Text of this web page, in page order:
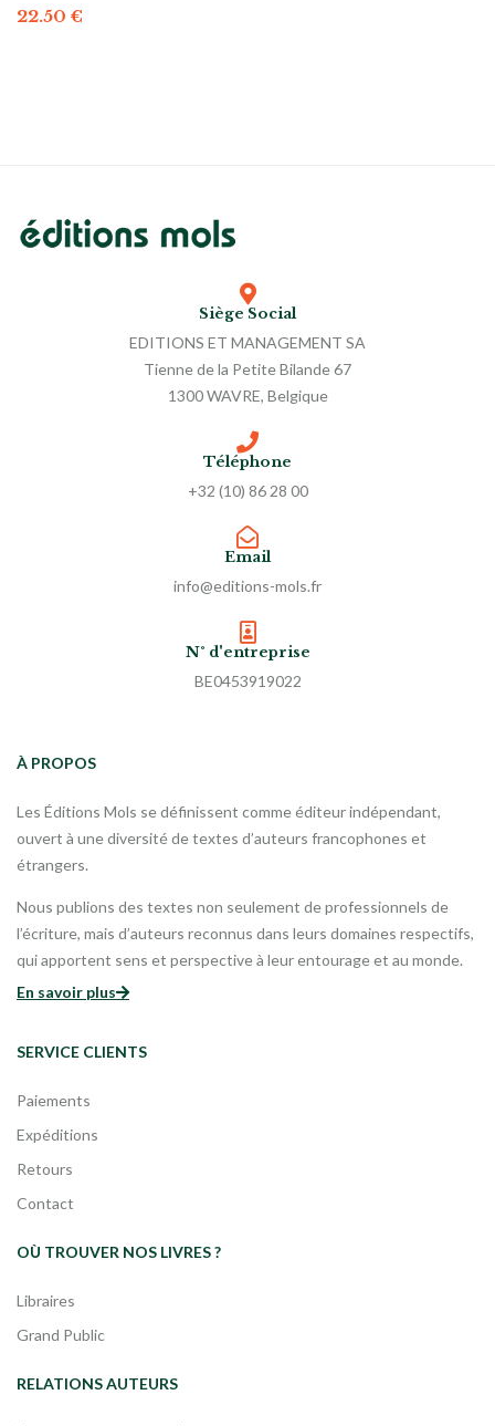
22.50 €
Siège Social
EDITIONS ET MANAGEMENT SA
Tienne de la Petite Bilande 67
1300 WAVRE, Belgique
Téléphone
+32 (10) 86 28 00
Email
info@editions-mols.fr
N° d'entreprise
BE0453919022
À PROPOS
Les Éditions Mols se définissent comme éditeur indépendant,
ouvert à une diversité de textes d’auteurs francophones et
étrangers.
Nous publions des textes non seulement de professionnels de
l’écriture, mais d’auteurs reconnus dans leurs domaines respectifs,
qui apportent sens et perspective à leur entourage et au monde.
En savoir plus
SERVICE CLIENTS
Paiements
Expéditions
Retours
Contact
OÙ TROUVER NOS LIVRES ?
Libraires
Grand Public
RELATIONS AUTEURS